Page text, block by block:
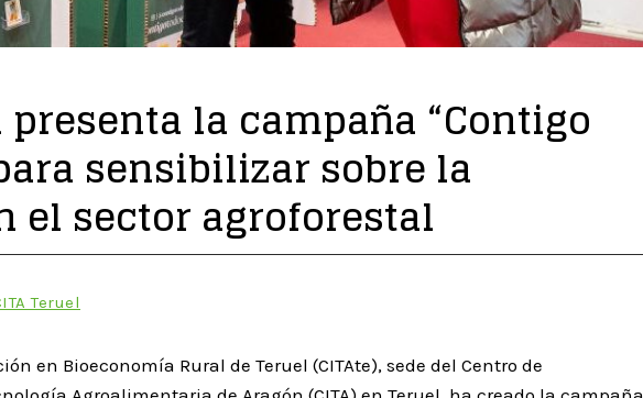
presenta la campaña “Contigo
sensibilizar sobre la
el sector agroforestal
Teruel
en Bioeconomía Rural de Teruel (CITAte), sede del Centro de